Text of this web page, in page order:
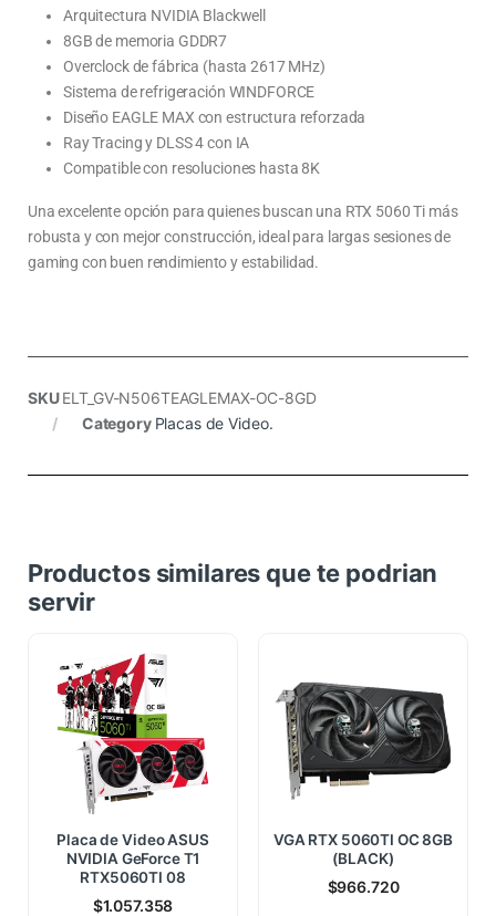
Arquitectura NVIDIA Blackwell
8GB de memoria GDDR7
Overclock de fábrica (hasta 2617 MHz)
Sistema de refrigeración WINDFORCE
Diseño EAGLE MAX con estructura reforzada
Ray Tracing y DLSS 4 con IA
Compatible con resoluciones hasta 8K
Una excelente opción para quienes buscan una RTX 5060 Ti más
robusta y con mejor construcción, ideal para largas sesiones de
gaming con buen rendimiento y estabilidad.
SKUELT_GV-N506TEAGLEMAX-OC-8GD
Category Placas de Video.
Productos similares que te podrian
servir
Placa de Video ASUS
NVIDIA GeForce T1
RTX5060TI 08
$1.057.358
VGA RTX 5060TI OC 8GB
(BLACK)
$966.720